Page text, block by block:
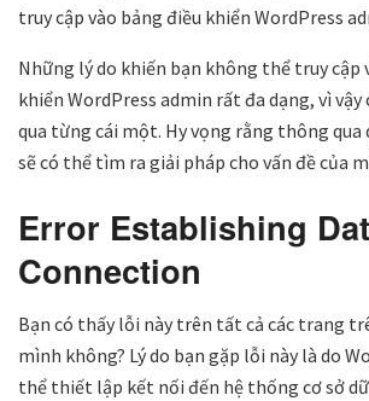
truy cập vào bảng điều khiển WordPress
Những lý do khiến bạn không thể truy cập
khiển WordPress admin rất đa dạng, vì
qua từng cái một. Hy vọng rằng thông qua
sẽ có thể tìm ra giải pháp cho vấn đề của
Error Establishing
Connection
Bạn có thấy lỗi này trên tất cả các trang
mình không? Lý do bạn gặp lỗi này là do
thể thiết lập kết nối đến hệ thống cơ sở